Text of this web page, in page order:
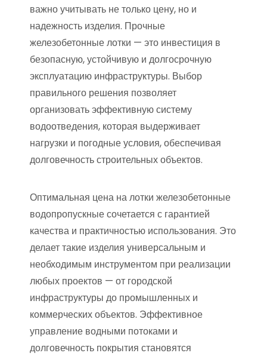
важно учитывать не только цену, но и
надежность изделия. Прочные
железобетонные лотки — это инвестиция в
безопасную, устойчивую и долгосрочную
эксплуатацию инфраструктуры. Выбор
правильного решения позволяет
организовать эффективную систему
водоотведения, которая выдерживает
нагрузки и погодные условия, обеспечивая
долговечность строительных объектов.
Оптимальная цена на лотки железобетонные
водопропускные сочетается с гарантией
качества и практичностью использования. Это
делает такие изделия универсальным и
необходимым инструментом при реализации
любых проектов — от городской
инфраструктуры до промышленных и
коммерческих объектов. Эффективное
управление водными потоками и
долговечность покрытия становятся